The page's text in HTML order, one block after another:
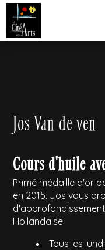
Jos Van de ven
Cours d'huile
Primé médaille d'or
en 2015. Jos vous
Hollandaise.
Tous les lundi
Panneau de gestion